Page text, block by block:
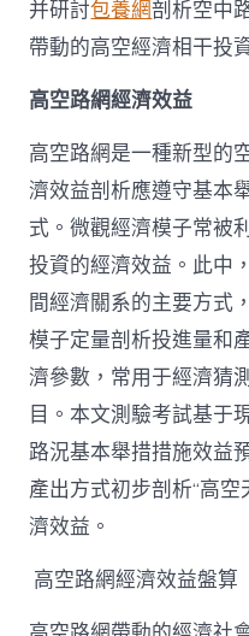
并研討包養網剖析空中
帶動的高空經濟相干投
高空路網經濟效益
高空路網是一種新型的
濟效益剖析應遵守基本
式。微觀經濟模子常被
投資的經濟效益。此中
間經濟關系的主要方式
模子定量剖析投進量和
濟參數，常用于經濟猜
目。本文測驗考試基于
路況基本舉措措施效益
產出方式初步剖析“高
濟效益。
高空路網經濟效益盤算